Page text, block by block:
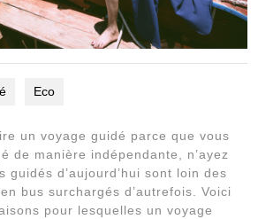
Eco
un voyage guidé parce que vous
de manière indépendante, n’ayez
guidés d’aujourd’hui sont loin des
bus surchargés d’autrefois. Voici
pour lesquelles un voyage